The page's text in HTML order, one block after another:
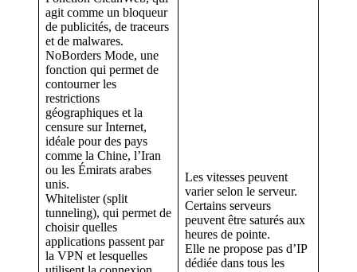
agit comme un bloqueur
de publicités, de traceurs
et de malwares.
NoBorders Mode, une
fonction qui permet de
contourner les
restrictions
géographiques et la
censure sur Internet,
idéale pour des pays
comme la Chine, l’Iran
ou les Émirats arabes
unis.
Whitelister (split
tunneling), qui permet de
choisir quelles
applications passent par
la VPN et lesquelles
Les vitesses peuvent
varier selon le serveur.
Certains serveurs
peuvent être saturés aux
heures de pointe.
Elle ne propose pas d’IP
dédiée dans tous les